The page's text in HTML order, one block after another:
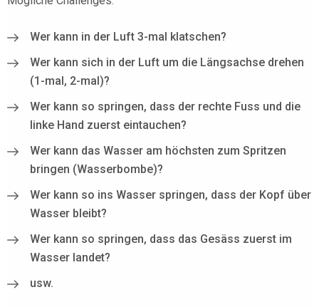
Wer kann in der Luft 3-mal klatschen?
Wer kann sich in der Luft um die Längsachse drehen
(1-mal, 2-mal)?
Wer kann so springen, dass der rechte Fuss und die
linke Hand zuerst eintauchen?
Wer kann das Wasser am höchsten zum Spritzen
bringen (Wasserbombe)?
Wer kann so ins Wasser springen, dass der Kopf über
Wasser bleibt?
Wer kann so springen, dass das Gesäss zuerst im
Wasser landet?
usw.